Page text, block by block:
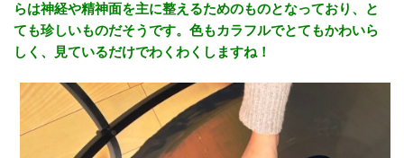
らは神経や精神面を主に整えるためのものとなっており、と
ても珍しいものだそうです。色もカラフルでとてもかわいら
しく、見ているだけでわくわくしますね！